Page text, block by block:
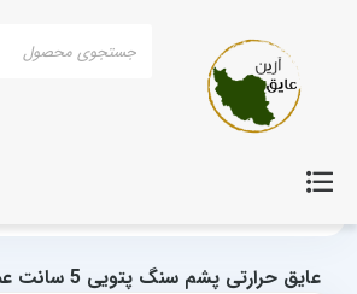
عایق حرارتی پشم سنگ پتویی 5 سانت عمده